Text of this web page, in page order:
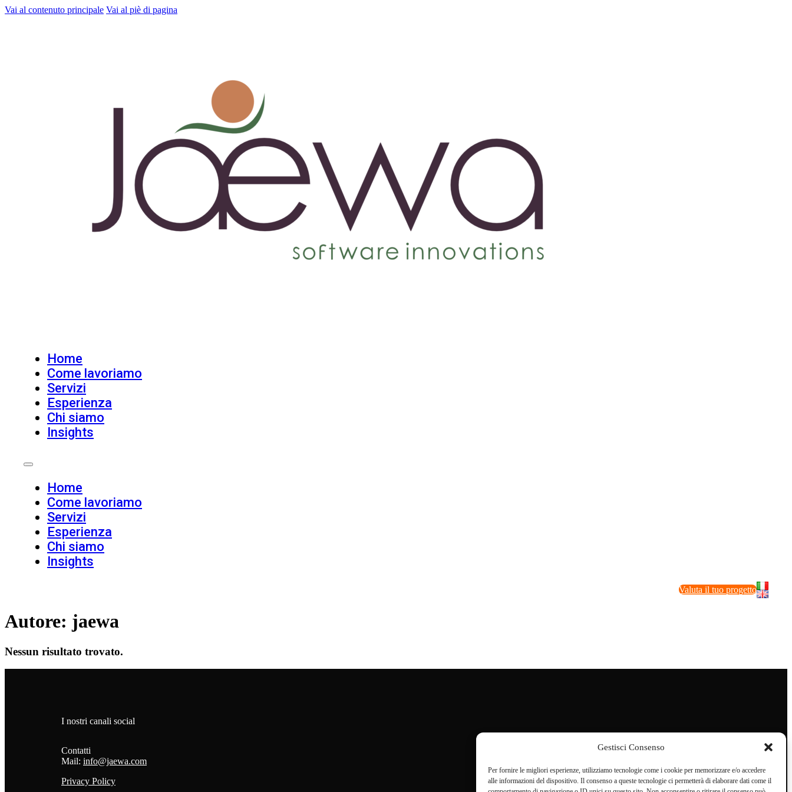
Gestisci Consenso
Per fornire le migliori esperienze, utilizziamo tecnologie come i cookie per memorizzare e/o accedere
alle informazioni del dispositivo. Il consenso a queste tecnologie ci permetterà di elaborare dati come il
Vai al contenuto principale Vai al piè di pagina
Home
Come lavoriamo
Servizi
Esperienza
Chi siamo
Insights
Home
Come lavoriamo
Servizi
Esperienza
Chi siamo
Insights
Valuta il tuo progetto
Autore: jaewa
Nessun risultato trovato.
I nostri canali social
Contatti
Mail: info@jaewa.com
Privacy Policy